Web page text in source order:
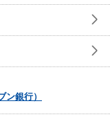
銀行）